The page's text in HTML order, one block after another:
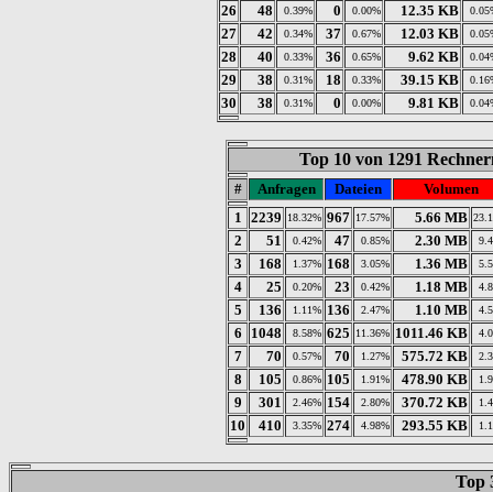
26 48 0.39% 0 0.00% 12.35 KB
27 42 0.34% 37 0.67% 12.03 KB
28 40 0.33% 36 0.65% 9.62 KB
29 38 0.31% 18 0.33% 39.15 KB
30 38 0.31% 0 0.00% 9.81 KB
Top 10 von 1291
# Anfragen Dateien
Volumen
1
2239 18.32% 967 17.57% 5.66 MB
2 51 0.42% 47 0.85% 2.30 MB
3 168 1.37% 168 3.05% 1.36 MB
4 25 0.20% 23 0.42% 1.18 MB
5 136 1.11% 136 2.47% 1.10 MB
6 1048 8.58% 625 11.36% 1011.46 KB
7 70 0.57% 70 1.27% 575.72 KB
8 105 0.86% 105 1.91% 478.90 KB
9 301 2.46% 154 2.80% 370.72 KB
10 410 3.35% 274 4.98% 293.55 KB
Top